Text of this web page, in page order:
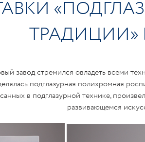
ТРАДИЦИИ»
завод стремился овладеть всеми
подглазурная полихромная
в подглазурной технике,
развивающемся